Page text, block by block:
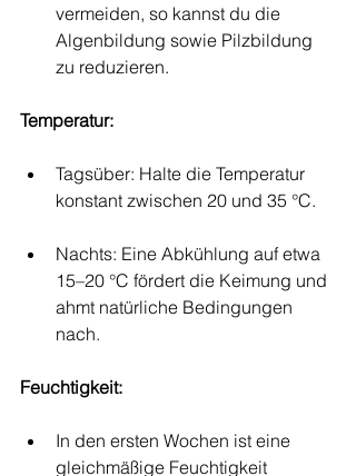
vermeiden, so kannst du die
Algenbildung sowie Pilzbildung
zu reduzieren.
Temperatur:
Tagsüber: Halte die Temperatur
konstant zwischen 20 und 35 °C.
Nachts: Eine Abkühlung auf etwa
15–20 °C fördert die Keimung und
ahmt natürliche Bedingungen
nach.
Feuchtigkeit:
In den ersten Wochen ist eine
gleichmäßige Feuchtigkeit